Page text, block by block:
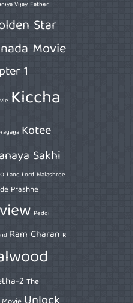
Vijay Father
Star
Movie
1
Kiccha
Kotee
Sakhi
Land Lord Malashree
Prashne
Peddi
Ram Charan R
2 The